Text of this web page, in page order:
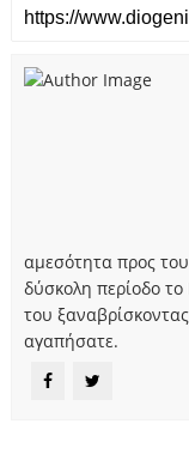
αμεσότητα προς
δύσκολη περίοδο το
του
αγαπήσατε.